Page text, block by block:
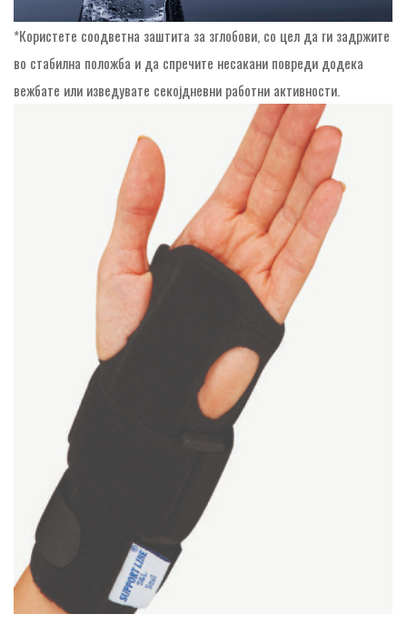
*Користете соодветна заштита за зглобови, со цел да ги задржите
во стабилна положба и да спречите несакани повреди додека
вежбате или изведувате секојдневни работни активности.